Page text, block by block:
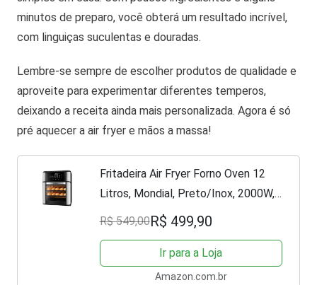
minutos de preparo, você obterá um resultado incrível,
com linguiças suculentas e douradas.
Lembre-se sempre de escolher produtos de qualidade e
aproveite para experimentar diferentes temperos,
deixando a receita ainda mais personalizada. Agora é só
pré aquecer a air fryer e mãos a massa!
Fritadeira Air Fryer Forno Oven 12
Litros, Mondial, Preto/Inox, 2000W,
110V - AFO-12L-BI
R$ 549,00R$ 499,90
Ir para a Loja
Amazon.com.br